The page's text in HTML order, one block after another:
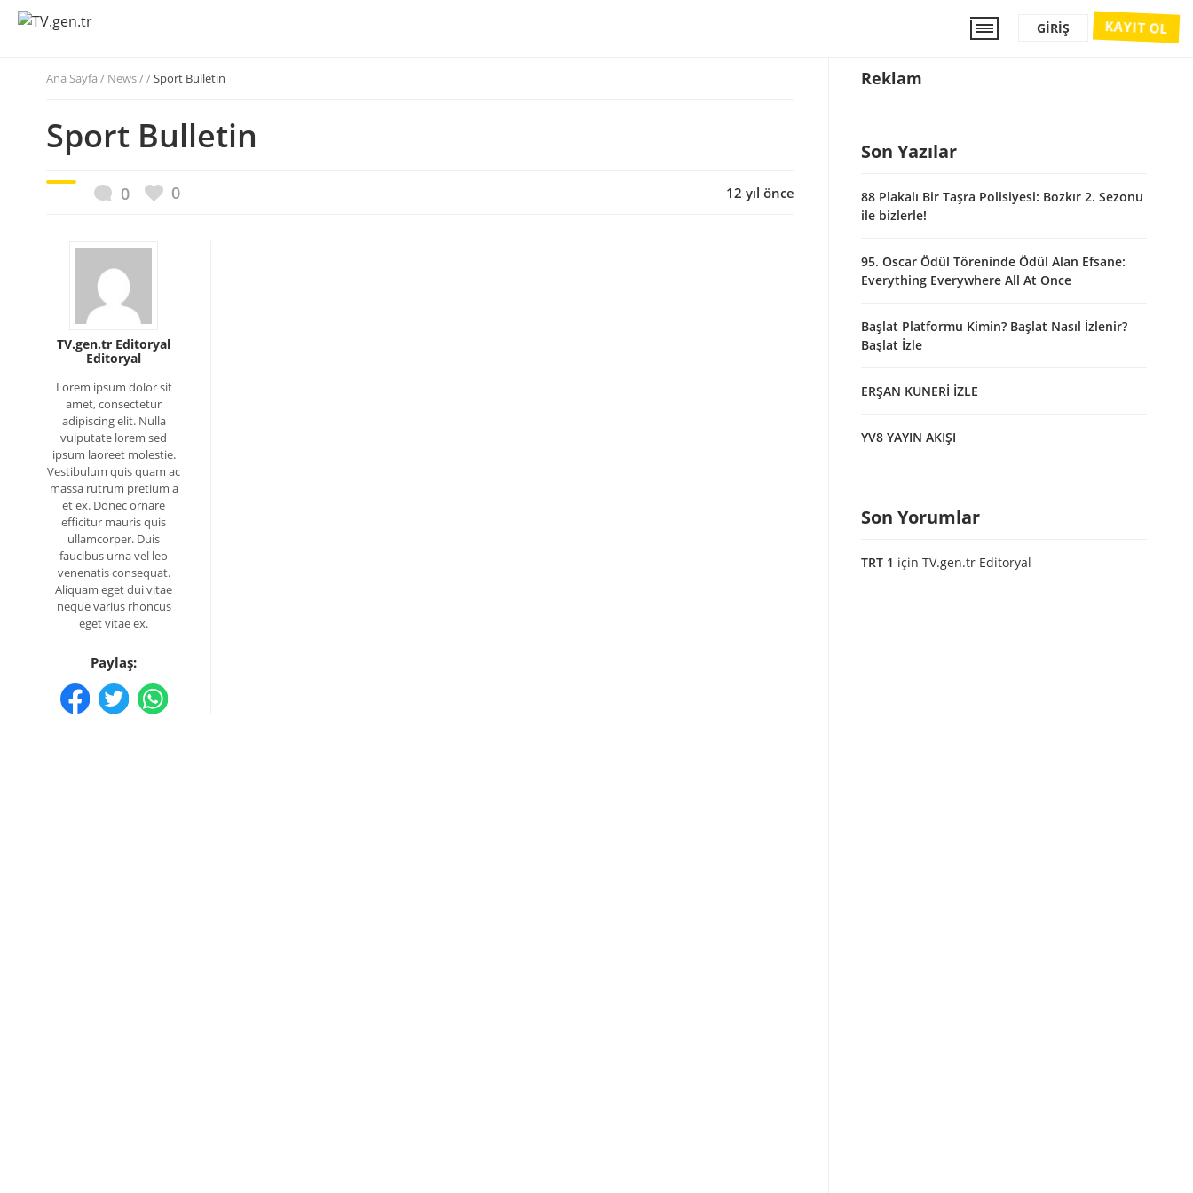
KAYIT OL
GIRIŞ
Ana Sayfa / News / /Sport Bulletin
Sport Bulletin
0 0 12 yıl önce
TV.gen.tr Editoryal
Editoryal
Lorem ipsum dolor sit
amet, consectetur
adipiscing elit. Nulla
vulputate lorem sed
ipsum laoreet molestie.
Vestibulum quis quam ac
massa rutrum pretium a
et ex. Donec ornare
efficitur mauris quis
ullamcorper. Duis
faucibus urna vel leo
venenatis consequat.
Aliquam eget dui vitae
neque varius rhoncus
eget vitae ex.
Paylaş:
Reklam
Son Yazılar
88 Plakalı Bir Taşra Polisiyesi: Bozkır 2. Sezonu
ile bizlerle!
95. Oscar Ödül Töreninde Ödül Alan Efsane:
Everything Everywhere All At Once
Başlat Platformu Kimin? Başlat Nasıl İzlenir?
Başlat İzle
ERŞAN KUNERİ İZLE
YV8 YAYIN AKIŞI
Son Yorumlar
TRT 1 için TV.gen.tr Editoryal